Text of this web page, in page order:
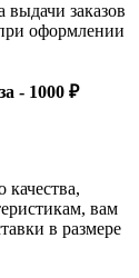
выдачи заказов
оформлении
- 1000 ₽
качества,
вам
в размере